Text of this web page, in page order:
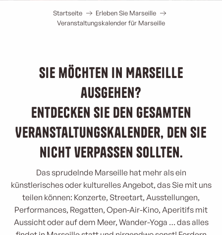
Startseite
Erleben Sie Marseille
Veranstaltungskalender für Marseille
Sie möchten in Marseille
ausgehen?
Entdecken Sie den gesamten
Veranstaltungskalender, den Sie
nicht verpassen sollten.
Das sprudelnde Marseille hat mehr als ein
künstlerisches oder kulturelles Angebot, das Sie mit uns
teilen können: Konzerte, Streetart, Ausstellungen,
Performances, Regatten, Open-Air-Kino, Aperitifs mit
Aussicht oder auf dem Meer, Wander-Yoga … das alles